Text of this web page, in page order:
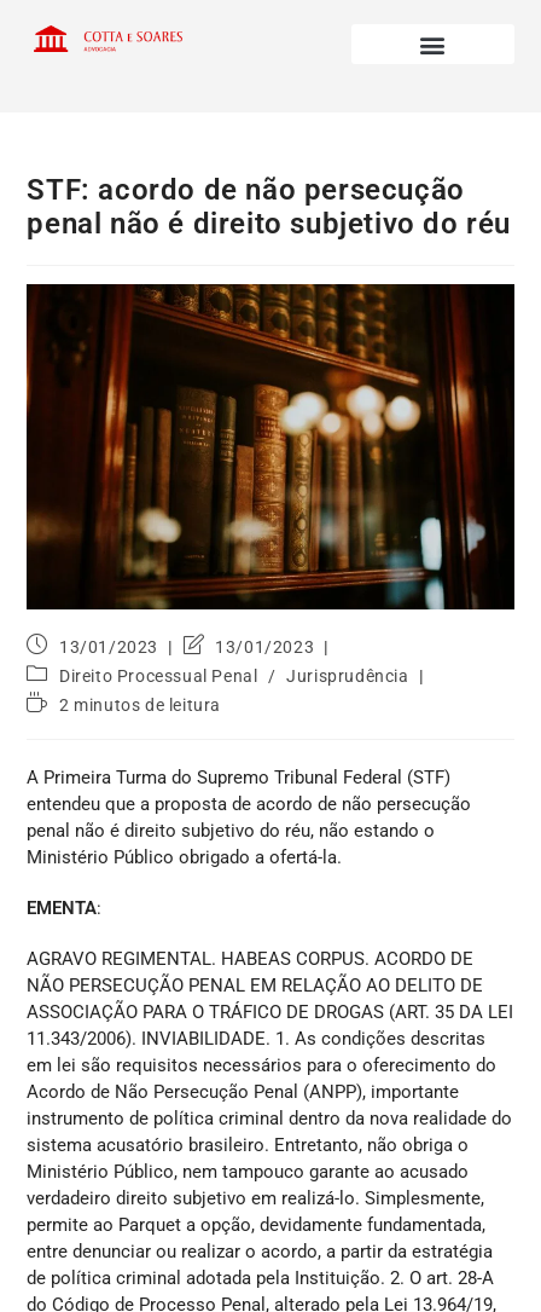
STF: acordo de não persecução
penal não é direito subjetivo do réu
13/01/2023
13/01/2023
Direito Processual Penal
/ Jurisprudência
2 minutos de leitura
A Primeira Turma do Supremo Tribunal Federal (STF)
entendeu que a proposta de acordo de não persecução
penal não é direito subjetivo do réu, não estando o
Ministério Público obrigado a ofertá-la.
EMENTA:
AGRAVO REGIMENTAL. HABEAS CORPUS. ACORDO DE
NÃO PERSECUÇÃO PENAL EM RELAÇÃO AO DELITO DE
ASSOCIAÇÃO PARA O TRÁFICO DE DROGAS (ART. 35 DA LEI
11.343/2006). INVIABILIDADE. 1. As condições descritas
em lei são requisitos necessários para o oferecimento do
Acordo de Não Persecução Penal (ANPP), importante
instrumento de política criminal dentro da nova realidade do
sistema acusatório brasileiro. Entretanto, não obriga o
Ministério Público, nem tampouco garante ao acusado
verdadeiro direito subjetivo em realizá-lo. Simplesmente,
permite ao Parquet a opção, devidamente fundamentada,
entre denunciar ou realizar o acordo, a partir da estratégia
de política criminal adotada pela Instituição. 2. O art. 28-A
do Código de Processo Penal, alterado pela Lei 13.964/19,